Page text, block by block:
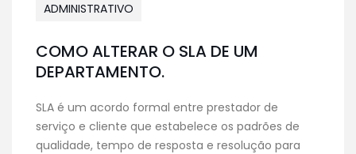
ADMINISTRATIVO
COMO ALTERAR O SLA DE UM
DEPARTAMENTO.
SLA é um acordo formal entre prestador de
serviço e cliente que estabelece os padrões de
qualidade, tempo de resposta e resolução para